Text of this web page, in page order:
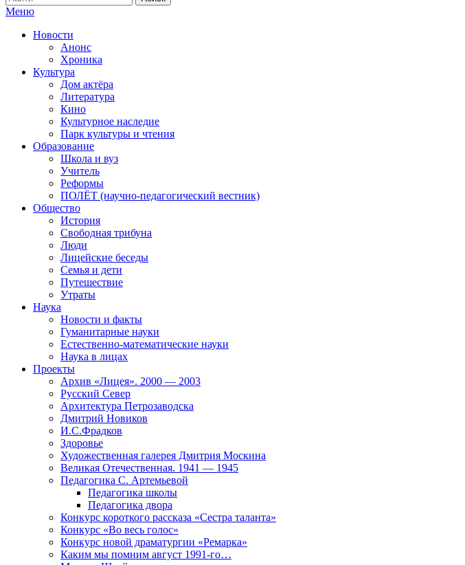
Меню
Новости
Анонс
Хроника
Культура
Дом актёра
Литература
Кино
Культурное наследие
Парк культуры и чтения
Образование
Школа и вуз
Учитель
Реформы
ПОЛЁТ (научно-педагогический вестник)
Общество
История
Свободная трибуна
Люди
Лицейские беседы
Семья и дети
Путешествие
Утраты
Наука
Новости и факты
Гуманитарные науки
Естественно-математические науки
Наука в лицах
Проекты
Архив «Лицея». 2000 — 2003
Русский Север
Архитектура Петрозаводска
Дмитрий Новиков
И.С.Фрадков
Здоровье
Художественная галерея Дмитрия Москина
Великая Отечественная. 1941 — 1945
Педагогика С. Артемьевой
Педагогика школы
Педагогика двора
Конкурс короткого рассказа «Сестра таланта»
Конкурс «Во весь голос»
Конкурс новой драматургии «Ремарка»
Каким мы помним август 1991-го…